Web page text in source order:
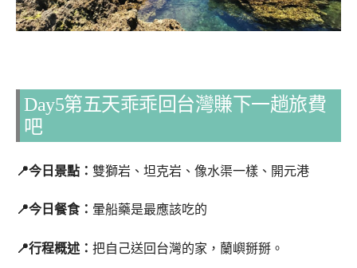
Day5第五天乖乖回台灣賺下一趟旅費
吧
📍今日景點： 雙獅岩、坦克岩、像水渠一樣、開元港
📍今日餐食： 暈船藥是最應該吃的
📍行程概述： 把自己送回台灣的家，蘭嶼掰掰。